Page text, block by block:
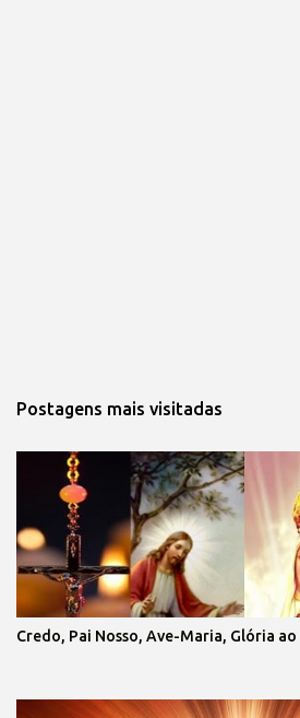
Postagens mais visitadas
Credo, Pai Nosso, Ave-Maria, Glória ao